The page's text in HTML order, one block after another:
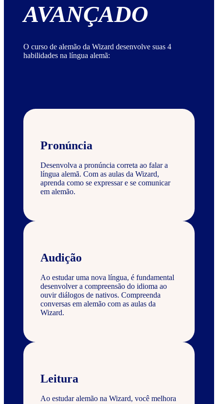
AVANÇADO
O curso de alemão da Wizard desenvolve suas 4
habilidades na língua alemã:
Pronúncia
Desenvolva a pronúncia correta ao falar a
língua alemã. Com as aulas da Wizard,
aprenda como se expressar e se comunicar
em alemão.
Audição
Ao estudar uma nova língua, é fundamental
desenvolver a compreensão do idioma ao
ouvir diálogos de nativos. Compreenda
conversas em alemão com as aulas da
Wizard.
Leitura
Ao estudar alemão na Wizard, você melhora